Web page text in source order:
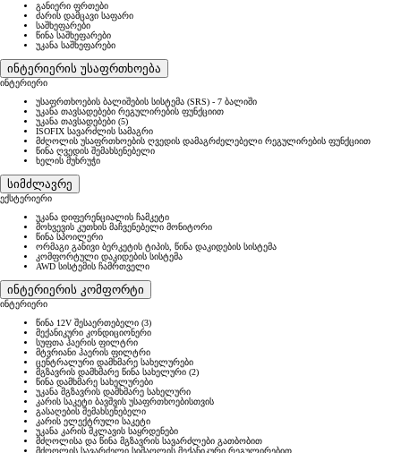
განიერი ფრთები
ძარის დამცავი საფარი
საშხეფარები
წინა საშხეფარები
უკანა საშხეფარები
ინტერიერის უსაფრთხოება
ინტერიერი
უსაფრთხოების ბალიშების სისტემა (SRS) - 7 ბალიში
უკანა თავსადებები რეგულირების ფუნქციით
უკანა თავსადებები (5)
ISOFIX სავარძლის სამაგრი
მძღოლის უსაფრთხოების ღვედის დამაგრძელებელი რეგულირების ფუნქციით
წინა ღვედის შემახსენებელი
ხელის მუხრუჭი
სიმძლავრე
ექსტერიერი
უკანა დიფერენციალის ჩამკეტი
მოხვევის კუთხის მაჩვენებელი მონიტორი
წინა სპოილერი
ორმაგი განივი ბერკეტის ტიპის, წინა დაკიდების სისტემა
კომფორტული დაკიდების სისტემა
AWD სისტემის ჩამრთველი
ინტერიერის კომფორტი
ინტერიერი
წინა 12V შესაერთებელი (3)
მექანიკური კონდიციონერი
სუფთა ჰაერის ფილტრი
მტვრიანი ჰაერის ფილტრი
ცენტრალური დამხმარე სახელურები
მგზავრის დამხმარე წინა სახელური (2)
წინა დამხმარე სახელურები
უკანა მგზავრის დამხმარე სახელური
კარის საკეტი ბავშვის უსაფრთხოებისთვის
გასაღების შემახსენებელი
კარის ელექტრული საკეტი
უკანა კარის მკლავის საყრდენები
მძღოლისა და წინა მგზავრის სავარძლები გათბობით
მძღოლის სავარძელი სიმაღლის მექანიკური რეგულირებით